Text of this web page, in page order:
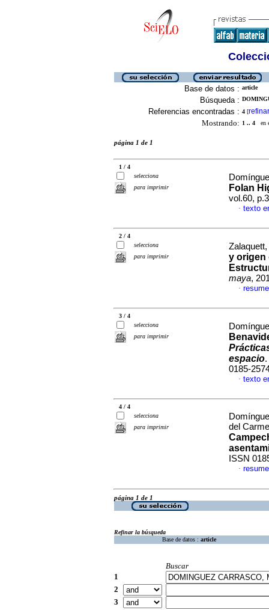
Base de datos : article
Búsqueda :
Referencias encontradas : 4 [refinar
Mostrando: 1 .. 4 en
página 1 de 1
1 / 4
selecciona
para imprimir
Folan
vol.60,
· texto
2 / 4
selecciona
para imprimir
y origen
maya,
·
3 / 4
selecciona
para imprimir
espacio.
0185-
· texto
4 / 4
selecciona
para imprimir
del
ISSN
·
página 1 de 1
Refinar la búsqueda
Base de datos : article
Buscar
1
2
3